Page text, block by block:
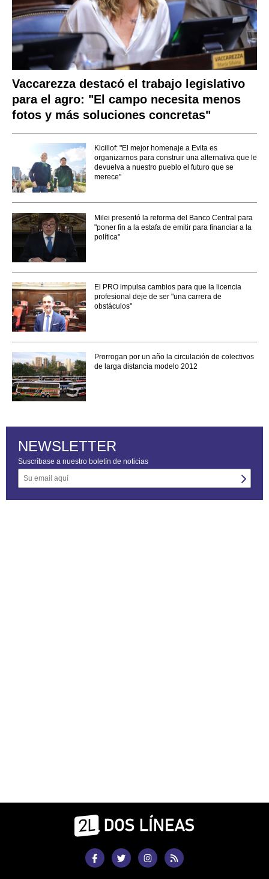
Vaccarezza destacó el trabajo legislativo
para el agro: "El campo necesita menos
fotos y más soluciones concretas"
Kicillof: "El mejor homenaje a Evita es
organizarnos para construir una alternativa que le
devuelva a nuestro pueblo el futuro que se
merece"
Milei presentó la reforma del Banco Central para
"poner fin a la estafa de emitir para financiar a la
política"
El PRO impulsa cambios para que la licencia
profesional deje de ser "una carrera de
obstáculos"
Prorrogan por un año la circulación de colectivos
de larga distancia modelo 2012
NEWSLETTER
Suscríbase a nuestro boletín de noticias